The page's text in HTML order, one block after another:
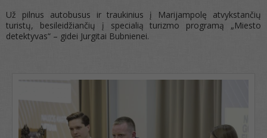
Už pilnus autobusus ir traukinius į Marijampolę atvykstančių
turistų, besileidžiančių į specialią turizmo programą „Miesto
detektyvas“ – gidei Jurgitai Bubnienei.